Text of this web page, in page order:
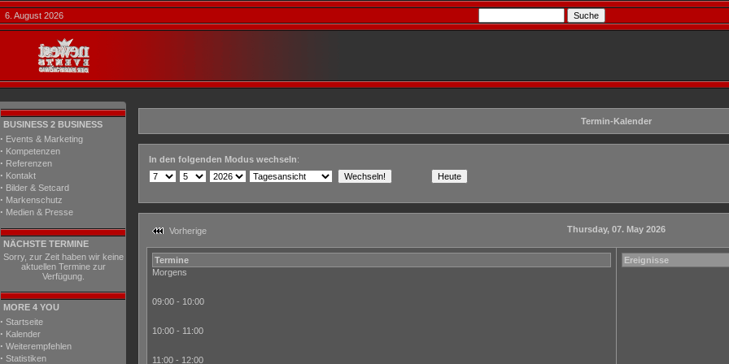
6. August 2026
BUSINESS 2 BUSINESS
· Events & Marketing
· Kompetenzen
· Referenzen
· Kontakt
· Bilder & Setcard
· Markenschutz
· Medien & Presse
NÄCHSTE TERMINE
Sorry, zur Zeit haben wir keine
aktuellen Termine zur
Verfügung.
MORE 4 YOU
· Startseite
· Kalender
· Weiterempfehlen
· Statistiken
Termin-Kalender
In den folgenden Modus wechseln:
Vorherige Thursday, 07. May 2026
Termine
Morgens
09:00 - 10:00
10:00 - 11:00
11:00 - 12:00
Ereignisse